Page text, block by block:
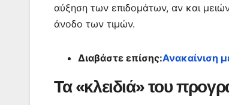
αύξηση των επιδομάτων, αν και
άνοδο των τιμών.
Διαβάστε επίσης:Ανακαίνιση
Τα «κλειδιά» του